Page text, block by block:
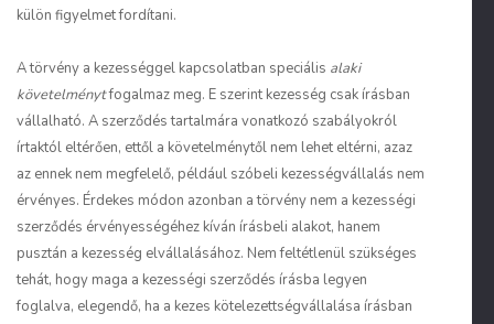
külön figyelmet fordítani.
A törvény a kezességgel kapcsolatban speciális alaki
követelménytfogalmaz meg. E szerint kezesség csak írásban
vállalható. A szerződés tartalmára vonatkozó szabályokról
írtaktól eltérően, ettől a követelménytől nem lehet eltérni, azaz
az ennek nem megfelelő, például szóbeli kezességvállalás nem
érvényes. Érdekes módon azonban a törvény nem a kezességi
szerződés érvényességéhez kíván írásbeli alakot, hanem
pusztán a kezesség elvállalásához. Nem feltétlenül szükséges
tehát, hogy maga a kezességi szerződés írásba legyen
foglalva, elegendő, ha a kezes kötelezettségvállalása írásban